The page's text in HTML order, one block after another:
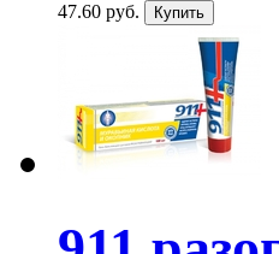
47.60 руб.